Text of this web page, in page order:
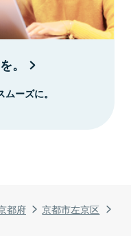
都府
京都市左京区
。
ーズに。